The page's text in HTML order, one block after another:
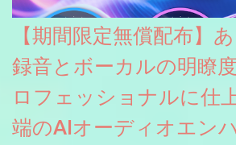
【期間限定無償配布】
録音とボーカルの明瞭
ロフェッショナルに仕
端のAIオーディオエン